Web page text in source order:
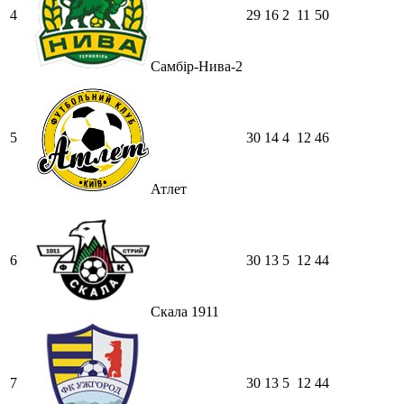
4
Самбір-Нива-2
29 16 2 11 50
5
Атлет
30 14 4 12 46
6
Скала 1911
30 13 5 12 44
7 30 13 5 12 44